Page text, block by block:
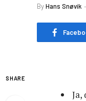
ByHans Snøvik
SHARE